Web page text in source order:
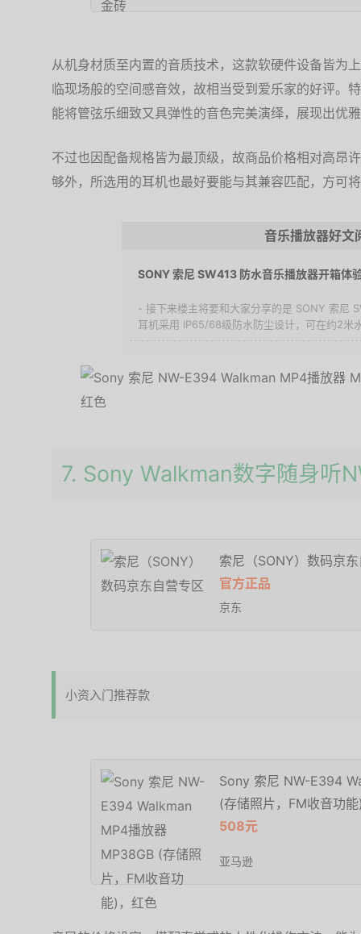
从机身材质至内置的音质技术，这款软硬件设备皆为
临现场般的空间感音效，故相当受到爱乐家的好评。
能将管弦乐细致又具弹性的音色完美演绎，展现出优
不过也因配备规格皆为最顶级，故商品价格相对高昂
够外，所选用的耳机也最好要能与其兼容匹配，方可
音乐播放器好文
SONY 索尼 SW413 防水音乐播放器开箱体
- 接下来楼主将要和大家分享的是 SONY 索尼
耳机采用 IP65/68级防水防尘设计，可在约2米
7. Sony Walkman数字随身听
索尼（SONY）数码京
官方正品
京东
小资入门推荐款
Sony 索尼 NW-E394
(存储照片，FM收音功
508元
亚马逊